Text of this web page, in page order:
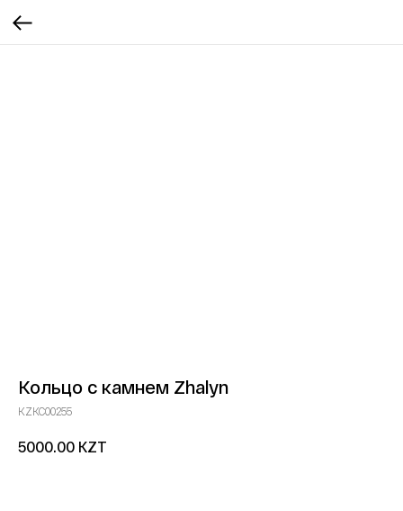
Кольцо с камнем Zhalyn
KZKC00255
5000.00 KZT